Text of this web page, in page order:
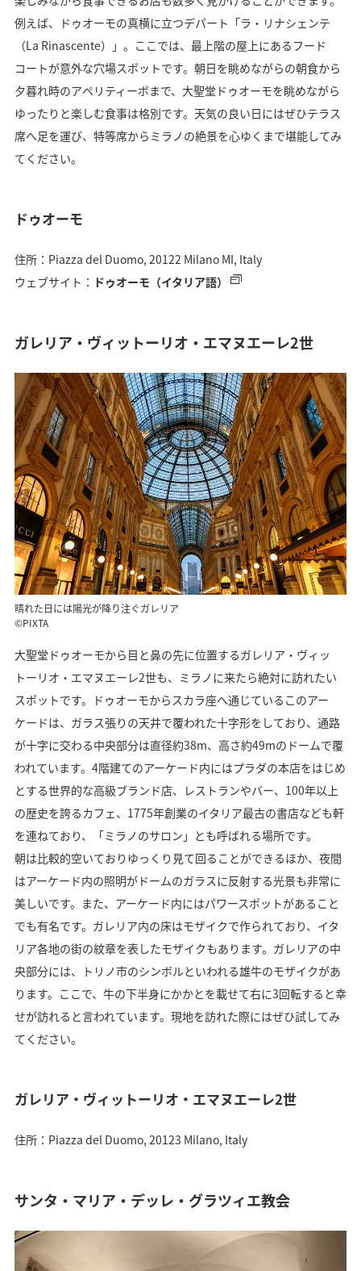
例えば、ドゥオーモの真横に立つデパート「ラ・リナシェンテ
（La Rinascente）」。ここでは、最上階の屋上にあるフード
コートが意外な穴場スポットです。朝日を眺めながらの朝食から
夕暮れ時のアペリティーボまで、大聖堂ドゥオーモを眺めながら
ゆったりと楽しむ食事は格別です。天気の良い日にはぜひテラス
席へ足を運び、特等席からミラノの絶景を心ゆくまで堪能してみ
てください。
ドゥオーモ
住所：Piazza del Duomo, 20122 Milano MI, Italy
ウェブサイト： ドゥオーモ（イタリア語）
ガレリア・ヴィットーリオ・エマヌエーレ2世
晴れた日には陽光が降り注ぐガレリア
©PIXTA
大聖堂ドゥオーモから目と鼻の先に位置するガレリア・ヴィッ
トーリオ・エマヌエーレ2世も、ミラノに来たら絶対に訪れたい
スポットです。ドゥオーモからスカラ座へ通じているこのアー
ケードは、ガラス張りの天井で覆われた十字形をしており、通路
が十字に交わる中央部分は直径約38m、高さ約49mのドームで覆
われています。4階建てのアーケード内にはプラダの本店をはじめ
とする世界的な高級ブランド店、レストランやバー、100年以上
の歴史を誇るカフェ、1775年創業のイタリア最古の書店なども軒
を連ねており、「ミラノのサロン」とも呼ばれる場所です。
朝は比較的空いておりゆっくり見て回ることができるほか、夜間
はアーケード内の照明がドームのガラスに反射する光景も非常に
美しいです。また、アーケード内にはパワースポットがあること
でも有名です。ガレリア内の床はモザイクで作られており、イタ
リア各地の街の紋章を表したモザイクもあります。ガレリアの中
央部分には、トリノ市のシンボルといわれる雄牛のモザイクがあ
ります。ここで、牛の下半身にかかとを載せて右に3回転すると幸
せが訪れると言われています。現地を訪れた際にはぜひ試してみ
てください。
ガレリア・ヴィットーリオ・エマヌエーレ2世
住所：Piazza del Duomo, 20123 Milano, Italy
サンタ・マリア・デッレ・グラツィエ教会